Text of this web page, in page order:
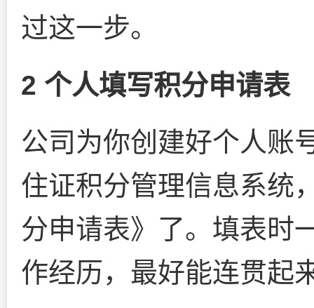
过这一步。
2 个人填写积分申请表
公司为你创建好个人账
住证积分管理信息系统
分申请表》了。填表时
作经历，最好能连贯起